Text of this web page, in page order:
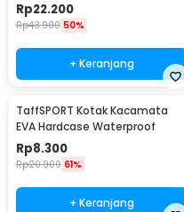
Rp22.200
Rp43.900 50%
+ Keranjang
TaffSPORT Kotak Kacamata
EVA Hardcase Waterproof
Rp8.300
Rp20.900 61%
+ Keranjang